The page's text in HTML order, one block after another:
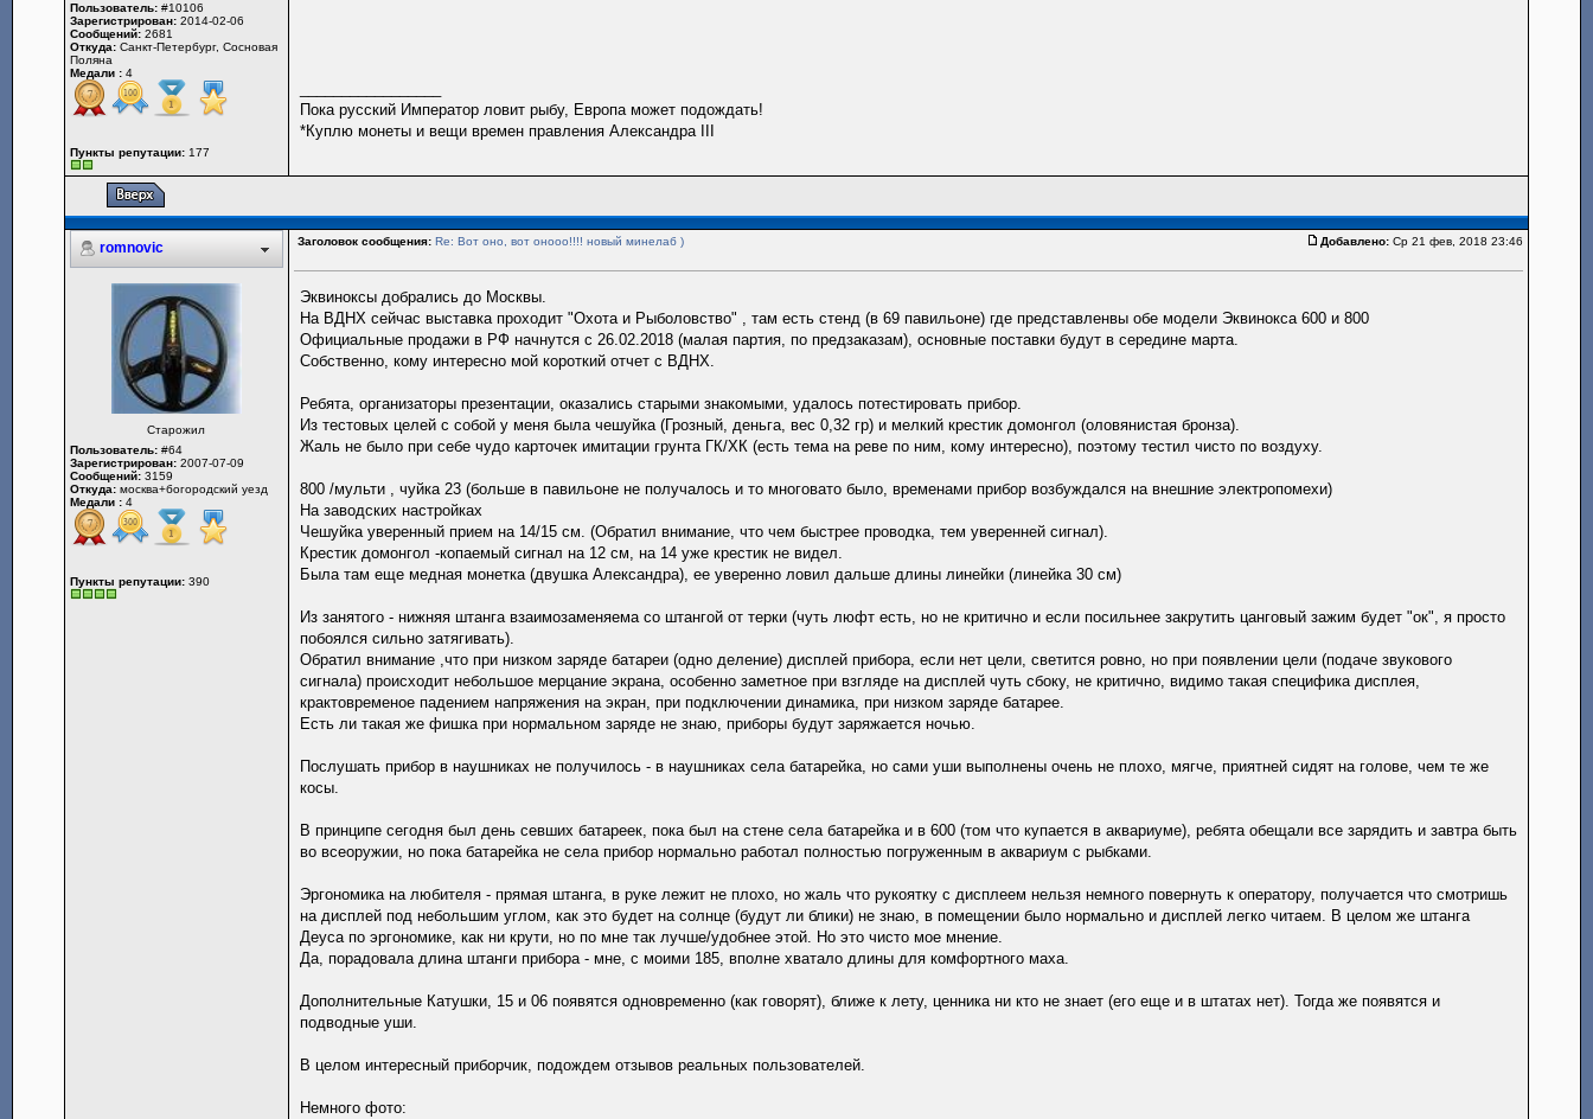
Пользователь:#10106
Зарегистрирован:2014-02-06
Сообщений:2681
Откуда:Санкт-Петербург, Сосновая
Поляна
Медали :4
Пункты репутации:177
Пока русский Император ловит рыбу, Европа может подождать!
*Куплю монеты и вещи времен правления Александра III
romnovic Заголовок сообщения: Re: Вот оно, вот онооо!!!! новый минелаб ) Добавлено:Ср 21 фев, 2018 23:46
Старожил
Пользователь:#64
Зарегистрирован:2007-07-09
Сообщений:3159
Откуда:москва+богородский уезд
Медали :4
Пункты репутации:390
Эквиноксы добрались до Москвы.
На ВДНХ сейчас выставка проходит "Охота и Рыболовство" , там есть стенд (в 69 павильоне) где представленвы обе модели Эквинокса 600 и 800
Официальные продажи в РФ начнутся с 26.02.2018 (малая партия, по предзаказам), основные поставки будут в середине марта.
Собственно, кому интересно мой короткий отчет с ВДНХ.
Ребята, организаторы презентации, оказались старыми знакомыми, удалось потестировать прибор.
Из тестовых целей с собой у меня была чешуйка (Грозный, деньга, вес 0,32 гр) и мелкий крестик домонгол (оловянистая бронза).
Жаль не было при себе чудо карточек имитации грунта ГК/ХК (есть тема на реве по ним, кому интересно), поэтому тестил чисто по воздуху.
800 /мульти , чуйка 23 (больше в павильоне не получалось и то многовато было, временами прибор возбуждался на внешние электропомехи)
На заводских настройках
Чешуйка уверенный прием на 14/15 см. (Обратил внимание, что чем быстрее проводка, тем уверенней сигнал).
Крестик домонгол -копаемый сигнал на 12 см, на 14 уже крестик не видел.
Была там еще медная монетка (двушка Александра), ее уверенно ловил дальше длины линейки (линейка 30 см)
Из занятого - нижняя штанга взаимозаменяема со штангой от терки (чуть люфт есть, но не критично и если посильнее закрутить цанговый зажим будет "ок", я просто
побоялся сильно затягивать).
Обратил внимание ,что при низком заряде батареи (одно деление) дисплей прибора, если нет цели, светится ровно, но при появлении цели (подаче звукового
сигнала) происходит небольшое мерцание экрана, особенно заметное при взгляде на дисплей чуть сбоку, не критично, видимо такая специфика дисплея,
крактовременое падением напряжения на экран, при подключении динамика, при низком заряде батарее.
Есть ли такая же фишка при нормальном заряде не знаю, приборы будут заряжается ночью.
Послушать прибор в наушниках не получилось - в наушниках села батарейка, но сами уши выполнены очень не плохо, мягче, приятней сидят на голове, чем те же
косы.
В принципе сегодня был день севших батареек, пока был на стене села батарейка и в 600 (том что купается в аквариуме), ребята обещали все зарядить и завтра быть
во всеоружии, но пока батарейка не села прибор нормально работал полностью погруженным в аквариум с рыбками.
Эргономика на любителя - прямая штанга, в руке лежит не плохо, но жаль что рукоятку с дисплеем нельзя немного повернуть к оператору, получается что смотришь
на дисплей под небольшим углом, как это будет на солнце (будут ли блики) не знаю, в помещении было нормально и дисплей легко читаем. В целом же штанга
Деуса по эргономике, как ни крути, но по мне так лучше/удобнее этой. Но это чисто мое мнение.
Да, порадовала длина штанги прибора - мне, с моими 185, вполне хватало длины для комфортного маха.
Дополнительные Катушки, 15 и 06 появятся одновременно (как говорят), ближе к лету, ценника ни кто не знает (его еще и в штатах нет). Тогда же появятся и
подводные уши.
В целом интересный приборчик, подождем отзывов реальных пользователей.
Немного фото: